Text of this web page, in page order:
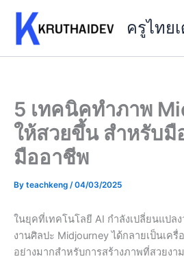
content
ครูไทย
5 เทคนิคทำภาพ
ให้สวยขึ้น สำหรับมื
มืออาชีพ
By teachkeng /04/03/2025
ในยุคที่เทคโนโลยี AI กำลังเปลี่ยนแปล
งานศิลปะ Midjourney ได้กลายเป็นเค
อย่างมากสำหรับการสร้างภาพที่สวยง